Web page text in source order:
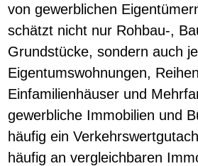
von gewerblichen
schätzt nicht nur Rohbau-,
Grundstücke, sondern auch
Eigentumswohnungen,
Einfamilienhäuser und
gewerbliche Immobilien und
häufig ein
häufig an vergleichbaren